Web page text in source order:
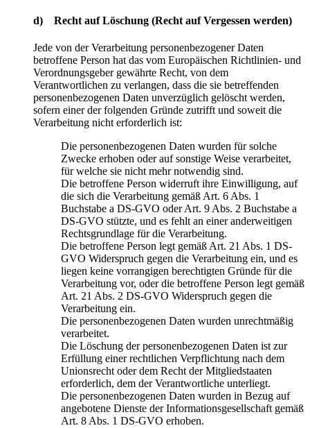
d) Recht auf Löschung (Recht auf Vergessen werden)
Jede von der Verarbeitung personenbezogener Daten
betroffene Person hat das vom Europäischen Richtlinien- und
Verordnungsgeber gewährte Recht, von dem
Verantwortlichen zu verlangen, dass die sie betreffenden
personenbezogenen Daten unverzüglich gelöscht werden,
sofern einer der folgenden Gründe zutrifft und soweit die
Verarbeitung nicht erforderlich ist:
Die personenbezogenen Daten wurden für solche
Zwecke erhoben oder auf sonstige Weise verarbeitet,
für welche sie nicht mehr notwendig sind.
Die betroffene Person widerruft ihre Einwilligung, auf
die sich die Verarbeitung gemäß Art. 6 Abs. 1
Buchstabe a DS-GVO oder Art. 9 Abs. 2 Buchstabe a
DS-GVO stützte, und es fehlt an einer anderweitigen
Rechtsgrundlage für die Verarbeitung.
Die betroffene Person legt gemäß Art. 21 Abs. 1 DS-
GVO Widerspruch gegen die Verarbeitung ein, und es
liegen keine vorrangigen berechtigten Gründe für die
Verarbeitung vor, oder die betroffene Person legt gemäß
Art. 21 Abs. 2 DS-GVO Widerspruch gegen die
Verarbeitung ein.
Die personenbezogenen Daten wurden unrechtmäßig
verarbeitet.
Die Löschung der personenbezogenen Daten ist zur
Erfüllung einer rechtlichen Verpflichtung nach dem
Unionsrecht oder dem Recht der Mitgliedstaaten
erforderlich, dem der Verantwortliche unterliegt.
Die personenbezogenen Daten wurden in Bezug auf
angebotene Dienste der Informationsgesellschaft gemäß
Art. 8 Abs. 1 DS-GVO erhoben.